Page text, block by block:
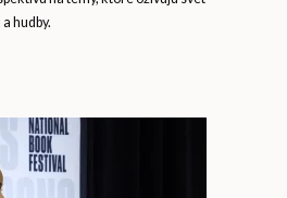
hudby.